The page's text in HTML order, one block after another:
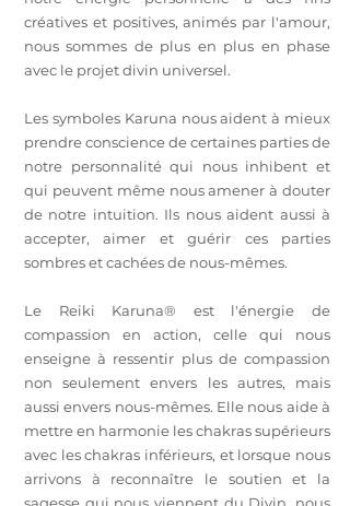
créatives et positives, animés par l'amour,
nous sommes de plus en plus en phase
avec le projet divin universel.
Les symboles Karuna nous aident à mieux
prendre conscience de certaines parties de
notre personnalité qui nous inhibent et
qui peuvent même nous amener à douter
de notre intuition. Ils nous aident aussi à
accepter, aimer et guérir ces parties
sombres et cachées de nous-mêmes.
Le Reiki Karuna® est l'énergie de
compassion en action, celle qui nous
enseigne à ressentir plus de compassion
non seulement envers les autres, mais
aussi envers nous-mêmes. Elle nous aide à
mettre en harmonie les chakras supérieurs
avec les chakras inférieurs, et lorsque nous
arrivons à reconnaître le soutien et la
sagesse qui nous viennent du Divin, nous